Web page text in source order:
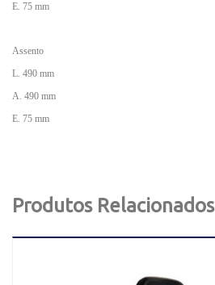
E. 75 mm
Assento
L. 490 mm
A. 490 mm
E. 75 mm
Produtos Relacionados